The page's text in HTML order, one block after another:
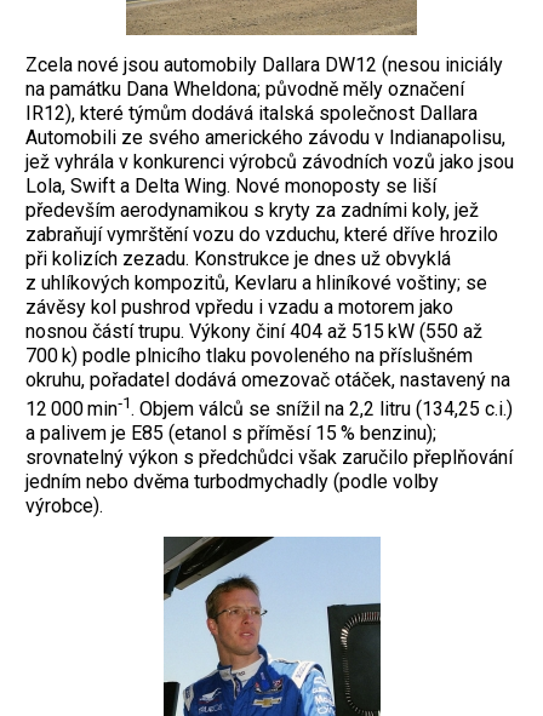
Zcela nové jsou automobily Dallara DW12 (nesou iniciály
na památku Dana Wheldona; původně měly označení
IR12), které týmům dodává italská společnost Dallara
Automobili ze svého amerického závodu v Indiana­polisu,
jež vyhrála v konkurenci výrobců závodních vozů jako jsou
Lola, Swift a Delta Wing. Nové monoposty se liší
především aerodynamikou s kryty za zadními koly, jež
zabraňují vymrštění vozu do vzduchu, ­které dříve hrozilo
při kolizích ­zezadu. Konstrukce je dnes už obvyklá
z uhlíkových kompozitů, Kevlaru a hliníkové voštiny; se
závěsy kol pushrod vpředu i vzadu a motorem jako
nosnou částí trupu. Výkony činí 404 až 515 kW (550 až
700 k) podle plnicího tlaku povoleného na příslušném
okruhu, pořadatel dodává omezovač otáček, nastavený na
12 000 min‑1. Objem válců se snížil na 2,2 litru (134,25 c.i.)
a palivem je E85 (etanol s příměsí 15 % benzinu);
srovnatelný výkon s předchůdci však zaručilo přeplňování
jedním nebo dvěma turbodmychadly (podle volby
výrobce).